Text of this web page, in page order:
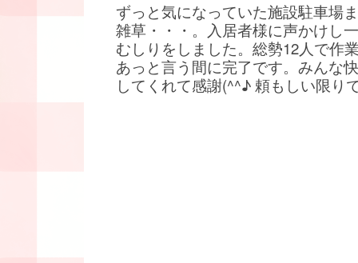
ずっと気になっていた施設駐車場
雑草・・・。入居者様に声かけし
むしりをしました。総勢12人で作
あっと言う間に完了です。みんな
してくれて感謝(^^♪ 頼もしい限り